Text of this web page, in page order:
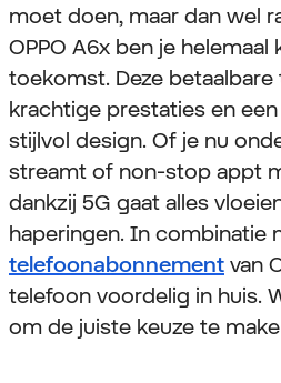
moet doen, maar dan wel
OPPO A6x ben je helemaal
toekomst. Deze
krachtige prestaties en
stijlvol design. Of je nu
streamt of non-stop appt
dankzij 5G gaat alles
haperingen. In combinatie
telefoonabonnement van
telefoon voordelig in huis.
om de juiste keuze te